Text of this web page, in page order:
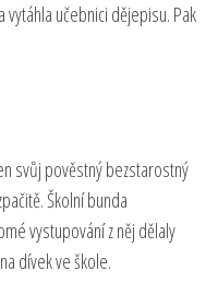
učebnici dějepisu. Pak
svůj pověstný bezstarostný
Školní bunda
vystupování z něj dělaly
dívek ve škole.